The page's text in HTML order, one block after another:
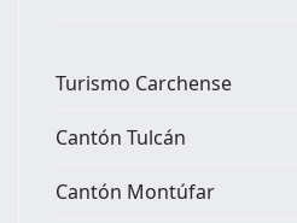
Turismo Carchense
Cantón Tulcán
Cantón Montúfar